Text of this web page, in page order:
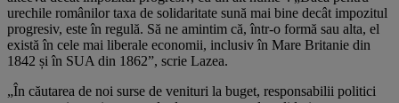
urechile românilor taxa de solidaritate sună mai bine decât impozitul
progresiv, este în regulă. Să ne amintim că, într-o formă sau alta, el
există în cele mai liberale economii, inclusiv în Mare Britanie din
1842 și în SUA din 1862”, scrie Lazea.
„În căutarea de noi surse de venituri la buget, responsabilii politici